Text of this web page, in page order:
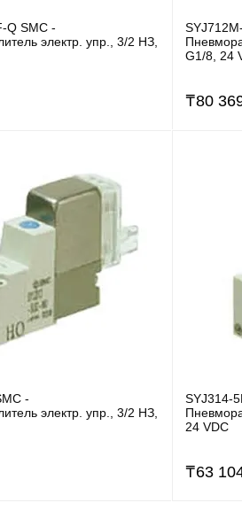
Q SMC -
электр. упр., 3/2 НЗ,
G1/8, 24
₸80
-
электр. упр., 3/2 НЗ,
SYJ314-
24 VDC
₸63